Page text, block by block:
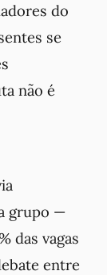
do
se
não é
grupo —
das vagas
entre